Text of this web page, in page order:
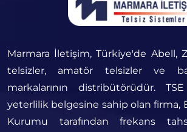
Marmara İletişim, Türkiye'de Abell,
telsizler, amatör telsizler ve
markalarının distribütörüdür.
yeterlilik belgesine sahip olan firma,
Kurumu tarafından frekans